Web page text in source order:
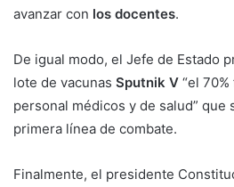
avanzar con los docentes.
De igual modo, el Jefe de Estado
lote de vacunas Sputnik V “el
personal médicos y de salud” que
primera línea de combate.
Finalmente, el presidente